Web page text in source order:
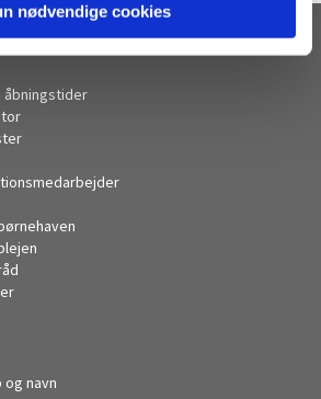
nødvendige cookies
åbningstider
og navn